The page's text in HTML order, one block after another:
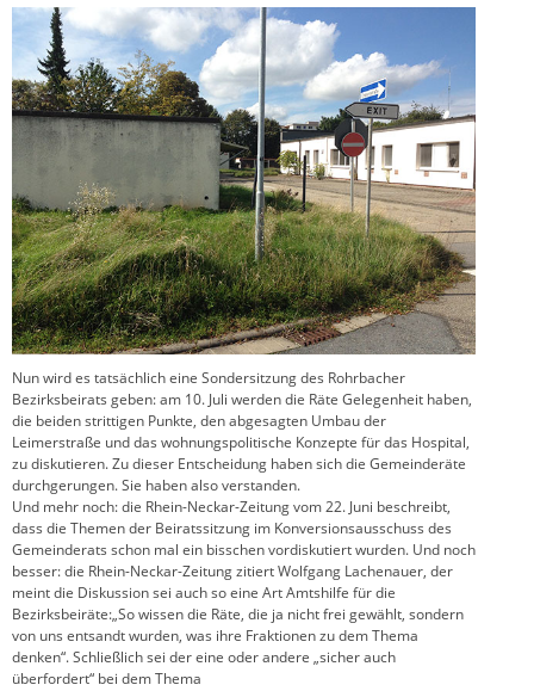
Nun wird es tatsächlich eine Sondersitzung des Rohrbacher
Bezirksbeirats geben: am 10. Juli werden die Räte Gelegenheit haben,
die beiden strittigen Punkte, den abgesagten Umbau der
Leimerstraße und das wohnungspolitische Konzepte für das Hospital,
zu diskutieren. Zu dieser Entscheidung haben sich die Gemeinderäte
durchgerungen. Sie haben also verstanden.
Und mehr noch: die Rhein-Neckar-Zeitung vom 22. Juni beschreibt,
dass die Themen der Beiratssitzung im Konversionsausschuss des
Gemeinderats schon mal ein bisschen vordiskutiert wurden. Und noch
besser: die Rhein-Neckar-Zeitung zitiert Wolfgang Lachenauer, der
meint die Diskussion sei auch so eine Art Amtshilfe für die
Bezirksbeiräte:„So wissen die Räte, die ja nicht frei gewählt, sondern
von uns entsandt wurden, was ihre Fraktionen zu dem Thema
denken“. Schließlich sei der eine oder andere „sicher auch
überfordert“ bei dem Thema